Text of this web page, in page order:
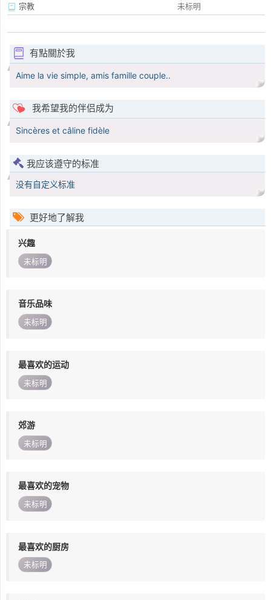
宗教
未标明
有點關於我
Aime la vie simple, amis famille couple..
我希望我的伴侣成为
Sincères et câline fidèle
我应该遵守的标准
没有自定义标准
更好地了解我
兴趣
未标明
音乐品味
未标明
最喜欢的运动
未标明
郊游
未标明
最喜欢的宠物
未标明
最喜欢的厨房
未标明